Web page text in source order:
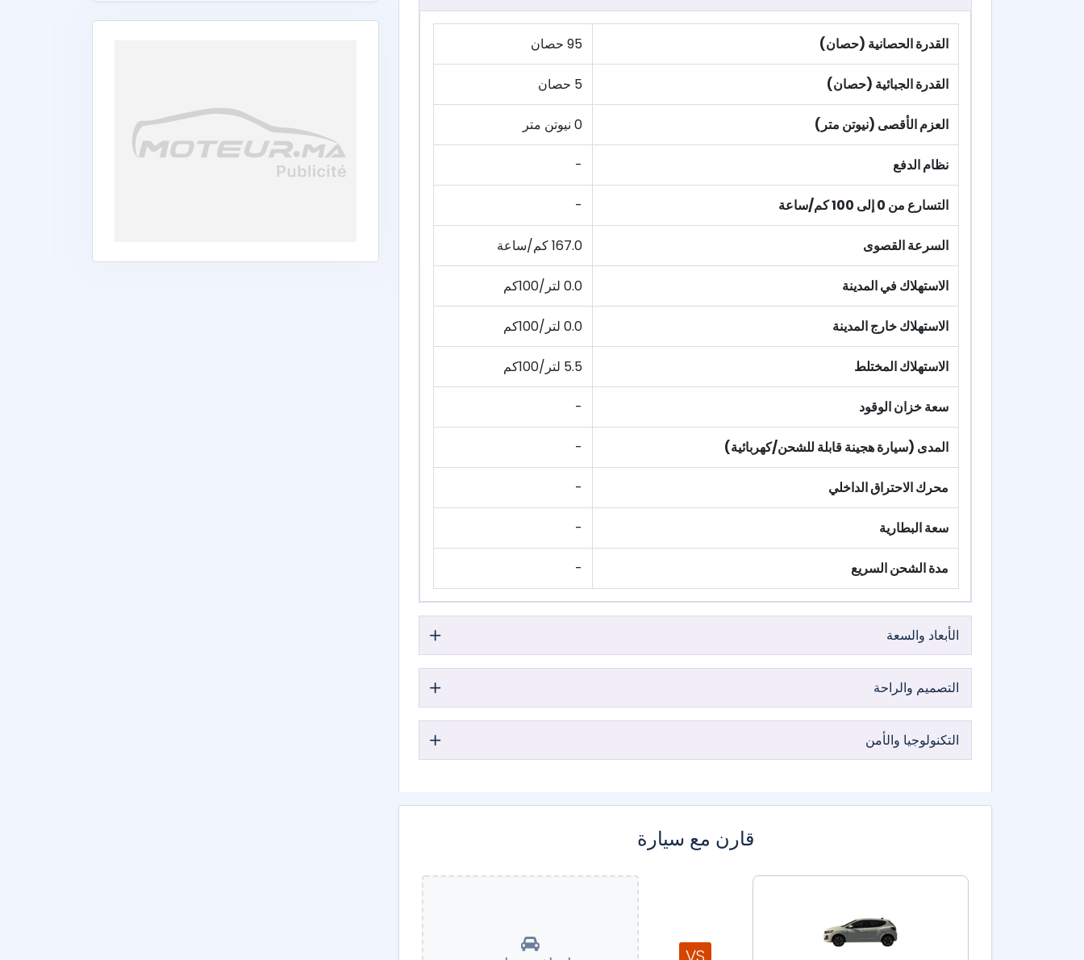
القدرة الحصانية (حصان) 95 حصان
القدرة الجبائية (حصان) 5 حصان
العزم الأقصى (نيوتن متر) 0 نيوتن متر
نظام الدفع -
التسارع من 0 إلى 100 كم/ساعة -
السرعة القصوى 167.0 كم/ساعة
الاستهلاك في المدينة 0.0 لتر/100كم
الاستهلاك خارج المدينة 0.0 لتر/100كم
الاستهلاك المختلط 5.5 لتر/100كم
سعة خزان الوقود -
المدى (سيارة هجينة قابلة للشحن/كهربائية) -
محرك الاحتراق الداخلي -
سعة البطارية -
مدة الشحن السريع -
الأبعاد والسعة
التصميم والراحة
التكنولوجيا والأمن
قارن مع سيارة